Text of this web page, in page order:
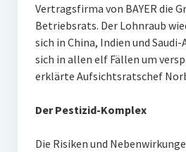
Vertragsfirma von BAYER die
Betriebsrats. Der Lohnraub
sich in China, Indien und
sich in allen elf Fällen um
erklärte Aufsichtsratschef
Der Pestizid-Komplex
Die Risiken und